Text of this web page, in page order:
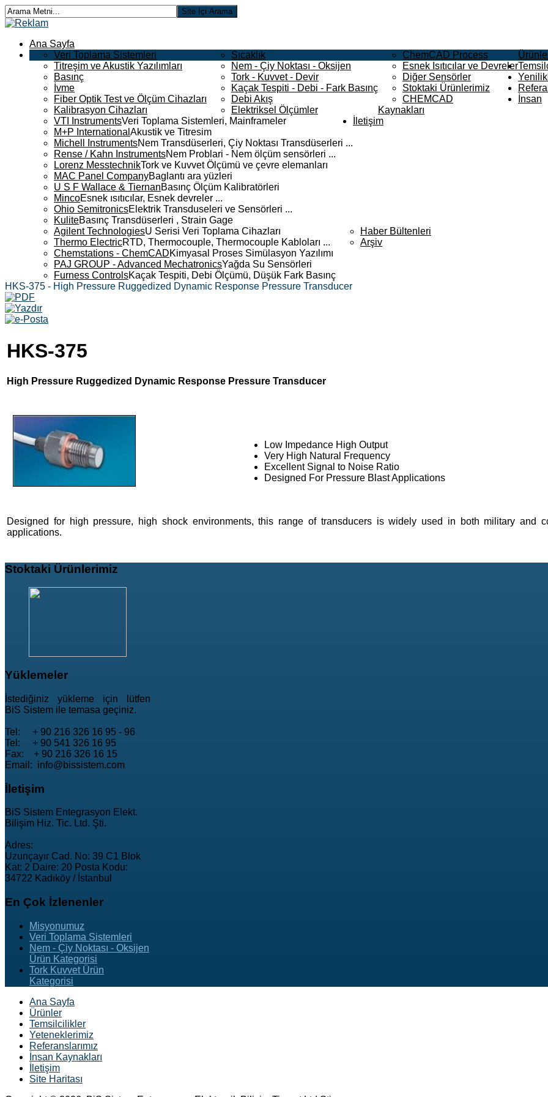
Ana Sayfa
Veri Toplama Sistemleri
Titreşim ve Akustik Yazılımları
Basınç
İvme
Fiber Optik Test ve Ölçüm Cihazları
Kalibrasyon Cihazları
Sıcaklık
Nem - Çiy Noktası - Oksijen
Tork - Kuvvet - Devir
Kaçak Tespiti - Debi - Fark Basınç
Debi Akış
Elektriksel Ölçümler
ChemCAD Process
Esnek Isıtıcılar ve Devreler
Diğer Sensörler
Stoktaki Ürünlerimiz
CHEMCAD
VTI InstrumentsVeri Toplama Sistemleri, Mainframeler
M+P International Akustik ve Titresim
Michell InstrumentsNem Transdüserleri, Çiy Noktası Transdüserleri ...
Rense / Kahn InstrumentsNem Problari - Nem ölçüm sensörleri ...
Lorenz MesstechnikTork ve Kuvvet Ölçümü ve çevre elemanları
MAC Panel CompanyBaglantı ara yüzleri
U S F Wallace & TiernanBasınç Ölçüm Kalibratörleri
MincoEsnek ısıtıcılar, Esnek devreler ...
Ohio SemitronicsElektrik Transduseleri ve Sensörleri ...
KuliteBasınç Transdüserleri , Strain Gage
Agilent TechnologiesU Serisi Veri Toplama Cihazları
Thermo ElectricRTD, Thermocouple, Thermocouple Kabloları ...
Chemstations - ChemCADKimyasal Proses Simülasyon Yazılımı
PAJ GROUP - Advanced MechatronicsYağda Su Sensörleri
Furness ControlsKaçak Tespiti, Debi Ölçümü, Düşük Fark Basınç
Haber Bültenleri
Arşiv
İnsan
Kaynakları
İletişim
HKS-375 - High Pressure Ruggedized Dynamic Response Pressure Transducer
HKS-375
High Pressure Ruggedized Dynamic Response Pressure Transducer
Low Impedance High Output
Very High Natural Frequency
Excellent Signal to Noise Ratio
Designed For Pressure Blast Applications
Designed for high pressure, high shock environments, this range of transducers is widely used in both military and
applications.
Stoktaki Ürünlerimiz
Yüklemeler
İstediğiniz yükleme için lütfen
BiS Sistem ile temasa geçiniz.
Tel: + 90 216 326 16 95 - 96
Tel: + 90 541 326 16 95
Fax: + 90 216 326 16 15
Email: info@bissistem.com
İletişim
BiS Sistem Entegrasyon Elekt.
Bilişim Hiz. Tic. Ltd. Şti.
Adres:
Uzunçayır Cad. No: 39 C1 Blok
Kat: 2 Daire: 20 Posta Kodu:
34722 Kadıköy / İstanbul
En Çok İzlenenler
Misyonumuz
Veri Toplama Sistemleri
Nem - Çiy Noktası - Oksijen
Ürün Kategorisi
Tork Kuvvet Ürün
Kategorisi
Ana Sayfa
Ürünler
Temsilcilikler
Yeteneklerimiz
Referanslarımız
İnsan Kaynakları
İletişim
Site Haritası